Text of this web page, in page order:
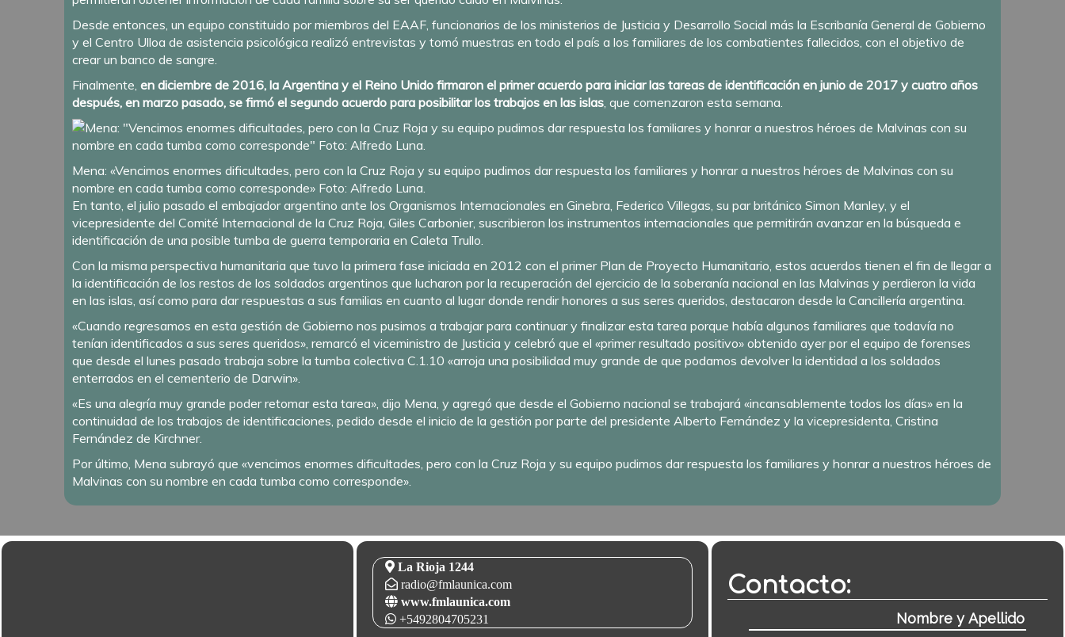
Desde entonces, un equipo constituido por miembros del EAAF, funcionarios de los ministerios de Justicia y Desarrollo Social más la Escribanía General de Gobierno
y el Centro Ulloa de asistencia psicológica realizó entrevistas y tomó muestras en todo el país a los familiares de los combatientes fallecidos, con el objetivo de
crear un banco de sangre.
Finalmente, en diciembre de 2016, la Argentina y el Reino Unido firmaron el primer acuerdo para iniciar las tareas de identificación en junio de 2017 y cuatro años
después, en marzo pasado, se firmó el segundo acuerdo para posibilitar los trabajos en las islas , que comenzaron esta semana.
Mena: «Vencimos enormes dificultades, pero con la Cruz Roja y su equipo pudimos dar respuesta los familiares y honrar a nuestros héroes de Malvinas con su
nombre en cada tumba como corresponde» Foto: Alfredo Luna.
En tanto, el julio pasado el embajador argentino ante los Organismos Internacionales en Ginebra, Federico Villegas, su par británico Simon Manley, y el
vicepresidente del Comité Internacional de la Cruz Roja, Giles Carbonier, suscribieron los instrumentos internacionales que permitirán avanzar en la búsqueda e
identificación de una posible tumba de guerra temporaria en Caleta Trullo.
Con la misma perspectiva humanitaria que tuvo la primera fase iniciada en 2012 con el primer Plan de Proyecto Humanitario, estos acuerdos tienen el fin de llegar a
la identificación de los restos de los soldados argentinos que lucharon por la recuperación del ejercicio de la soberanía nacional en las Malvinas y perdieron la vida
en las islas, así como para dar respuestas a sus familias en cuanto al lugar donde rendir honores a sus seres queridos, destacaron desde la Cancillería argentina.
«Cuando regresamos en esta gestión de Gobierno nos pusimos a trabajar para continuar y finalizar esta tarea porque había algunos familiares que todavía no
tenían identificados a sus seres queridos», remarcó el viceministro de Justicia y celebró que el «primer resultado positivo» obtenido ayer por el equipo de forenses
que desde el lunes pasado trabaja sobre la tumba colectiva C.1.10 «arroja una posibilidad muy grande de que podamos devolver la identidad a los soldados
enterrados en el cementerio de Darwin».
«Es una alegría muy grande poder retomar esta tarea», dijo Mena, y agregó que desde el Gobierno nacional se trabajará «incansablemente todos los días» en la
continuidad de los trabajos de identificaciones, pedido desde el inicio de la gestión por parte del presidente Alberto Fernández y la vicepresidenta, Cristina
Fernández de Kirchner.
Por último, Mena subrayó que «vencimos enormes dificultades, pero con la Cruz Roja y su equipo pudimos dar respuesta los familiares y honrar a nuestros héroes de
Malvinas con su nombre en cada tumba como corresponde».
La Rioja 1244
radio@fmlaunica.com
www.fmlaunica.com
+5492804705231
Contacto: